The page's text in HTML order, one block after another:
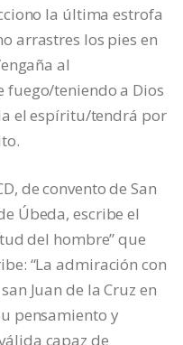
la última estrofa
arrastres los pies en
al
fuego/teniendo a Dios
el espíritu/tendrá por
de convento de San
Úbeda, escribe el
del hombre” que
“La admiración con
Juan de la Cruz en
pensamiento y
capaz de